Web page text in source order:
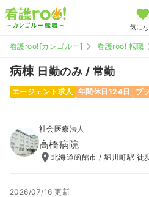
気に
看護roo![カンゴルー] 看護roo! 転職
病棟 日勤のみ / 常勤
エージェント求人 年間休日124日 ブ
社会医療法人
高橋病院
北海道函館市 / 堀川町駅 徒
2026/07/16 更新